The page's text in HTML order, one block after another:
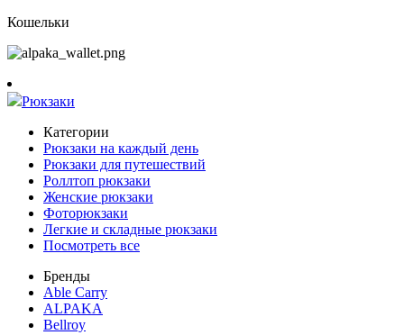
Кошельки
Рюкзаки
Категории
Рюкзаки на каждый день
Рюкзаки для путешествий
Роллтоп рюкзаки
Женские рюкзаки
Фоторюкзаки
Легкие и складные рюкзаки
Посмотреть все
Бренды
Able Carry
ALPAKA
Bellroy